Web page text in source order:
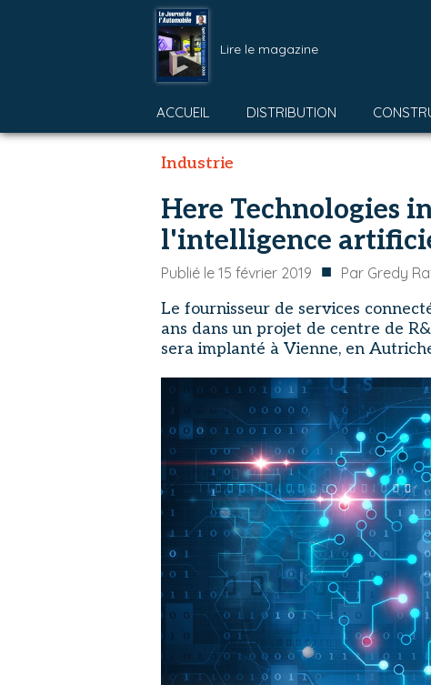
Lire le magazine
ACCUEIL DISTRIBUTION
Industrie
Here Technologies
l'intelligence
Publié le 15 février 2019 ■ Par Gredy
Le fournisseur de services
ans dans un projet de centre de
sera implanté à Vienne, en